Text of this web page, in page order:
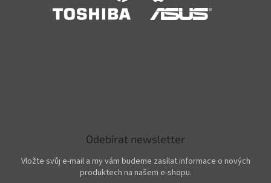
Odebírat newsletter
Vložte svůj e-mail a my vám budeme zasílat informace o nových
produktech na našem e-shopu.